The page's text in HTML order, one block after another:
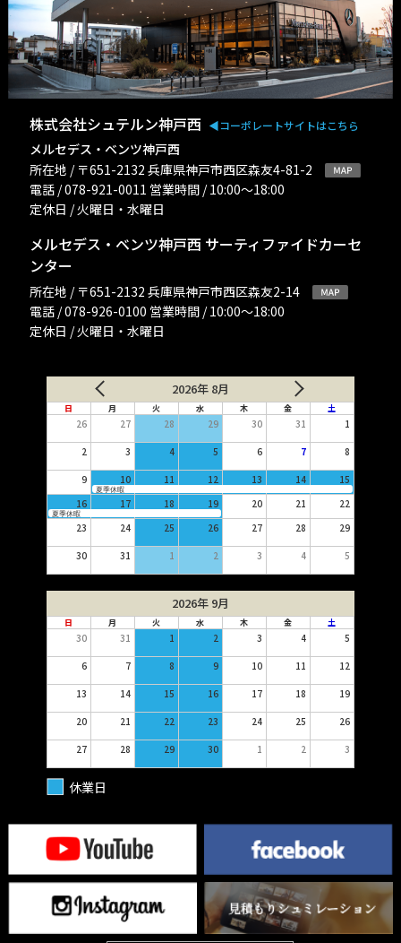
株式会社シュテルン神戸西 ◀︎コーポレートサイトはこちら
メルセデス・ベンツ神戸西
所在地 / 〒651-2132 兵庫県神戸市西区森友4-81-2
電話 / 078-921-0011 営業時間 / 10:00〜18:00
定休日 / 火曜日・水曜日
メルセデス・ベンツ神戸西 サーティファイドカーセ
ンター
所在地 / 〒651-2132 兵庫県神戸市西区森友2-14
電話 / 078-926-0100 営業時間 / 10:00〜18:00
定休日 / 火曜日・水曜日
2026年 8月
日 月 火 水 木 金 土
26 27 28 29 30 31 1
2 3 4 5 6 7 8
9 10 11 12 13 14 15
夏季休暇
16 17 18 19 20 21 22
夏季休暇
23 24 25 26 27 28 29
30 31 1 2 3 4 5
2026年 9月
日 月 火 水 木 金 土
30 31 1 2 3 4 5
6 7 8 9 10 11 12
13 14 15 16 17 18 19
20 21 22 23 24 25 26
27 28 29 30 1 2 3
休業日